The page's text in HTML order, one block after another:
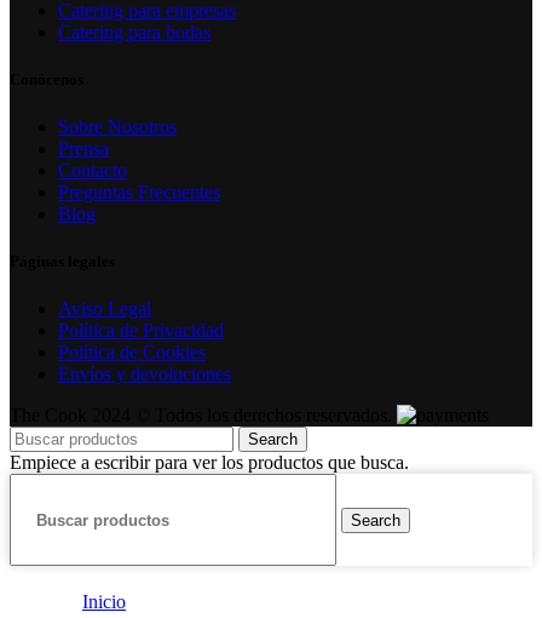
Catering para empresas
Catering para bodas
Sobre Nosotros
Prensa
Contacto
Preguntas Frecuentes
Blog
Aviso Legal
Política de Privacidad
Política de Cookies
Envíos y devoluciones
Search
Empiece a escribir para ver los productos que busca.
Search
Inicio